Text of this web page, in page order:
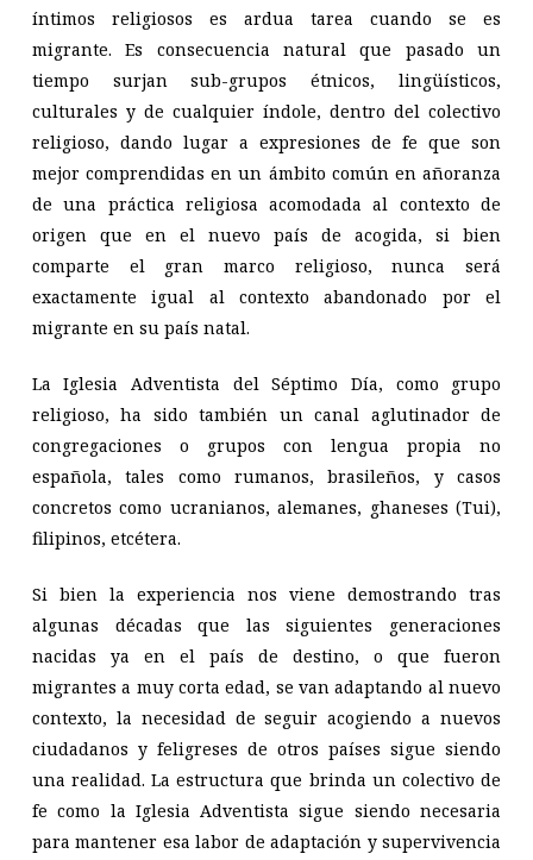
íntimos religiosos es ardua tarea cuando se es
migrante. Es consecuencia natural que pasado un
tiempo surjan sub-grupos étnicos, lingüísticos,
culturales y de cualquier índole, dentro del colectivo
religioso, dando lugar a expresiones de fe que son
mejor comprendidas en un ámbito común en añoranza
de una práctica religiosa acomodada al contexto de
origen que en el nuevo país de acogida, si bien
comparte el gran marco religioso, nunca será
exactamente igual al contexto abandonado por el
migrante en su país natal.
La Iglesia Adventista del Séptimo Día, como grupo
religioso, ha sido también un canal aglutinador de
congregaciones o grupos con lengua propia no
española, tales como rumanos, brasileños, y casos
concretos como ucranianos, alemanes, ghaneses (Tui),
filipinos, etcétera.
Si bien la experiencia nos viene demostrando tras
algunas décadas que las siguientes generaciones
nacidas ya en el país de destino, o que fueron
migrantes a muy corta edad, se van adaptando al nuevo
contexto, la necesidad de seguir acogiendo a nuevos
ciudadanos y feligreses de otros países sigue siendo
una realidad. La estructura que brinda un colectivo de
fe como la Iglesia Adventista sigue siendo necesaria
para mantener esa labor de adaptación y supervivencia